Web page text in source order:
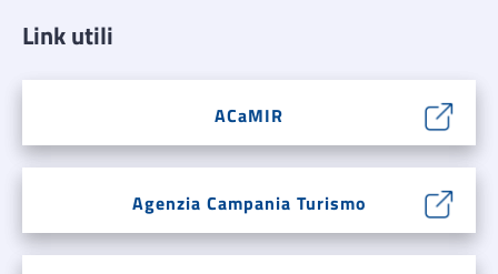
Link utili
ACaMIR
Agenzia Campania Turismo